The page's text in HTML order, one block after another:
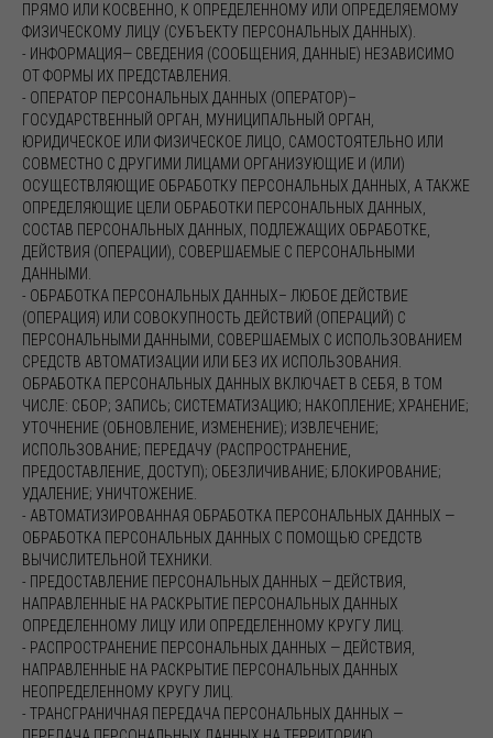
ПРЯМО ИЛИ КОСВЕННО, К ОПРЕДЕЛЕННОМУ ИЛИ ОПРЕДЕЛЯЕМОМУ
ФИЗИЧЕСКОМУ ЛИЦУ (СУБЪЕКТУ ПЕРСОНАЛЬНЫХ ДАННЫХ).
- ИНФОРМАЦИЯ— СВЕДЕНИЯ (СООБЩЕНИЯ, ДАННЫЕ) НЕЗАВИСИМО
ОТ ФОРМЫ ИХ ПРЕДСТАВЛЕНИЯ.
- ОПЕРАТОР ПЕРСОНАЛЬНЫХ ДАННЫХ (ОПЕРАТОР)–
ГОСУДАРСТВЕННЫЙ ОРГАН, МУНИЦИПАЛЬНЫЙ ОРГАН,
ЮРИДИЧЕСКОЕ ИЛИ ФИЗИЧЕСКОЕ ЛИЦО, САМОСТОЯТЕЛЬНО ИЛИ
СОВМЕСТНО С ДРУГИМИ ЛИЦАМИ ОРГАНИЗУЮЩИЕ И (ИЛИ)
ОСУЩЕСТВЛЯЮЩИЕ ОБРАБОТКУ ПЕРСОНАЛЬНЫХ ДАННЫХ, А ТАКЖЕ
ОПРЕДЕЛЯЮЩИЕ ЦЕЛИ ОБРАБОТКИ ПЕРСОНАЛЬНЫХ ДАННЫХ,
СОСТАВ ПЕРСОНАЛЬНЫХ ДАННЫХ, ПОДЛЕЖАЩИХ ОБРАБОТКЕ,
ДЕЙСТВИЯ (ОПЕРАЦИИ), СОВЕРШАЕМЫЕ С ПЕРСОНАЛЬНЫМИ
ДАННЫМИ.
- ОБРАБОТКА ПЕРСОНАЛЬНЫХ ДАННЫХ– ЛЮБОЕ ДЕЙСТВИЕ
(ОПЕРАЦИЯ) ИЛИ СОВОКУПНОСТЬ ДЕЙСТВИЙ (ОПЕРАЦИЙ) С
ПЕРСОНАЛЬНЫМИ ДАННЫМИ, СОВЕРШАЕМЫХ С ИСПОЛЬЗОВАНИЕМ
СРЕДСТВ АВТОМАТИЗАЦИИ ИЛИ БЕЗ ИХ ИСПОЛЬЗОВАНИЯ.
ОБРАБОТКА ПЕРСОНАЛЬНЫХ ДАННЫХ ВКЛЮЧАЕТ В СЕБЯ, В ТОМ
ЧИСЛЕ: СБОР; ЗАПИСЬ; СИСТЕМАТИЗАЦИЮ; НАКОПЛЕНИЕ; ХРАНЕНИЕ;
УТОЧНЕНИЕ (ОБНОВЛЕНИЕ, ИЗМЕНЕНИЕ); ИЗВЛЕЧЕНИЕ;
ИСПОЛЬЗОВАНИЕ; ПЕРЕДАЧУ (РАСПРОСТРАНЕНИЕ,
ПРЕДОСТАВЛЕНИЕ, ДОСТУП); ОБЕЗЛИЧИВАНИЕ; БЛОКИРОВАНИЕ;
УДАЛЕНИЕ; УНИЧТОЖЕНИЕ.
- АВТОМАТИЗИРОВАННАЯ ОБРАБОТКА ПЕРСОНАЛЬНЫХ ДАННЫХ —
ОБРАБОТКА ПЕРСОНАЛЬНЫХ ДАННЫХ С ПОМОЩЬЮ СРЕДСТВ
ВЫЧИСЛИТЕЛЬНОЙ ТЕХНИКИ.
- ПРЕДОСТАВЛЕНИЕ ПЕРСОНАЛЬНЫХ ДАННЫХ — ДЕЙСТВИЯ,
НАПРАВЛЕННЫЕ НА РАСКРЫТИЕ ПЕРСОНАЛЬНЫХ ДАННЫХ
ОПРЕДЕЛЕННОМУ ЛИЦУ ИЛИ ОПРЕДЕЛЕННОМУ КРУГУ ЛИЦ.
- РАСПРОСТРАНЕНИЕ ПЕРСОНАЛЬНЫХ ДАННЫХ — ДЕЙСТВИЯ,
НАПРАВЛЕННЫЕ НА РАСКРЫТИЕ ПЕРСОНАЛЬНЫХ ДАННЫХ
НЕОПРЕДЕЛЕННОМУ КРУГУ ЛИЦ.
- ТРАНСГРАНИЧНАЯ ПЕРЕДАЧА ПЕРСОНАЛЬНЫХ ДАННЫХ —